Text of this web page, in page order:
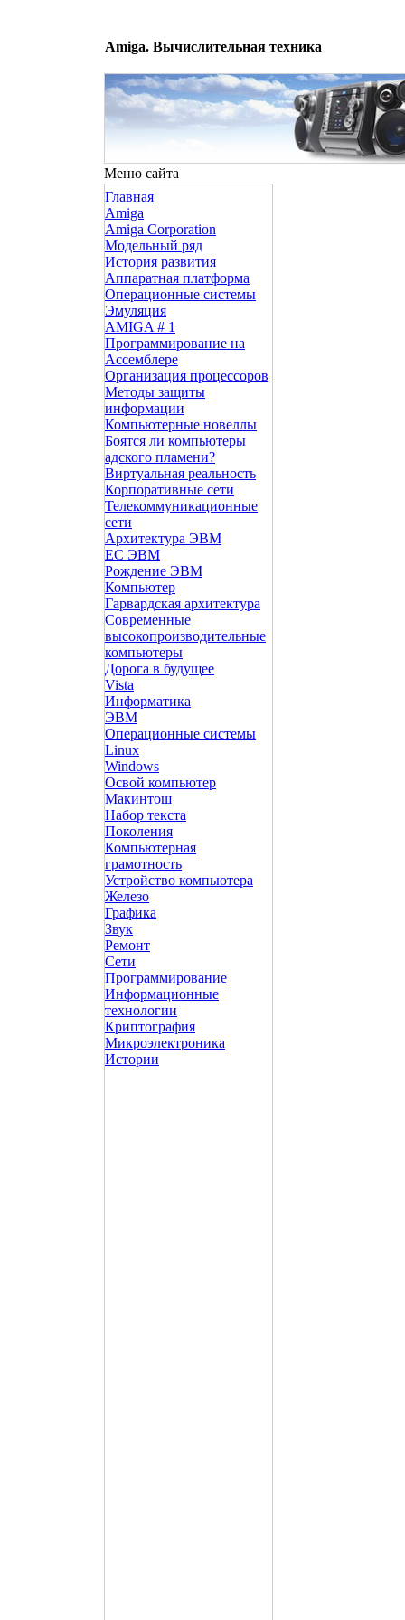
Amiga. Вычислительная техника
Меню сайта
Главная
Amiga
Amiga Corporation
Модельный ряд
История развития
Аппаратная платформа
Операционные системы
Эмуляция
AMIGA # 1
Программирование на
Ассемблере
Организация процессоров
Методы защиты
информации
Компьютерные новеллы
Боятся ли компьютеры
адского пламени?
Виртуальная реальность
Корпоративные сети
Телекоммуникационные
сети
Архитектура ЭВМ
ЕС ЭВМ
Рождение ЭВМ
Компьютер
Гарвардская архитектура
Современные
высокопроизводительные
компьютеры
Дорога в будущее
Vista
Инфоpматика
ЭВМ
Операционные системы
Linux
Windows
Освой компьютер
Макинтош
Набор текста
Поколения
Компьютерная
грамотность
Устройство компьютера
Железо
Графика
Звук
Ремонт
Сети
Программирование
Информационные
технологии
Криптография
Микроэлектроника
Истории